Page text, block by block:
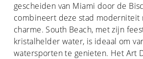
gescheiden van Miami door de
combineert deze stad moderniteit
charme. South Beach, met zijn
kristalhelder water, is ideaal om
watersporten te genieten. Het Art